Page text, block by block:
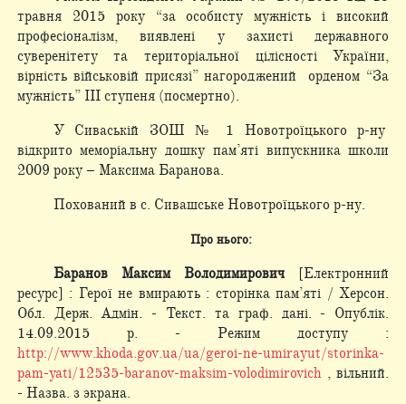
травня 2015 року “за особисту мужність і високий
професіоналізм, виявлені у захисті державного
суверенітету та територіальної цілісності України,
вірність військовій присязі” нагороджений орденом “За
мужність” ІІІ ступеня (посмертно).
У Сиваській ЗОШ № 1 Новотроїцького р-ну
відкрито меморіальну дошку пам’яті випускника школи
2009 року – Максима Баранова.
Похований в с. Сивашське Новотроїцького р-ну.
Про нього:
Баранов Максим Володимирович [Електронний
ресурс] : Герої не вмирають : сторінка пам’яті / Херсон.
Обл. Держ. Адмін. - Текст. та граф. дані. - Опублік.
14.09.2015 р. - Режим доступу :
http://www.khoda.gov.ua/ua/geroi-ne-umirayut/storinka-
pam-yati/12535-baranov-maksim-volodimirovich, вільний.
- Назва. з экрана.